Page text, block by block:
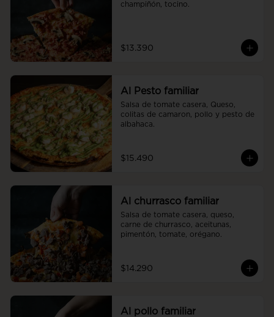
champiñón, tocino.
$13.390
Al Pesto familiar
Salsa de tomate casera, Queso,
colitas de camaron, pollo y pesto de
albahaca.
$15.490
Al churrasco familiar
Salsa de tomate casera, queso,
carne de churrasco, aceitunas,
pimentón, tomate, orégano.
$14.290
Al pollo familiar